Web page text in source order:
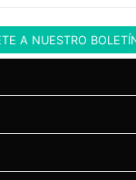
A NUESTRO